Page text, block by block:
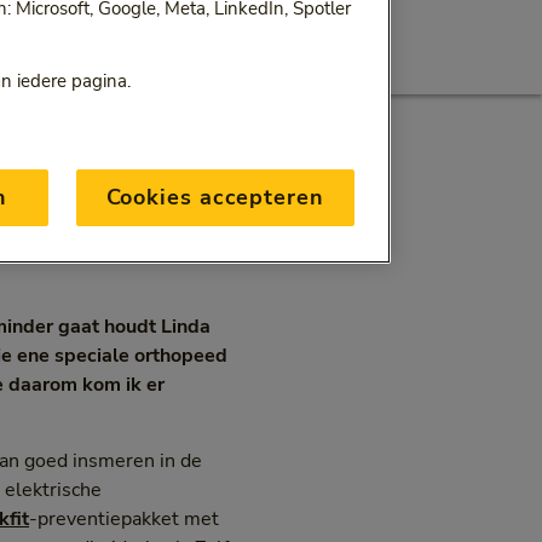
gaat houdt Linda
ene speciale orthopeed
daarom kom ik er
goed insmeren in de
elektrische
-preventiepakket met
Google, Meta, LinkedIn, Spotler
iedere pagina.
Cookies accepteren